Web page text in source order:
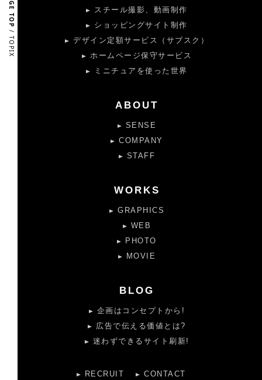
/ TOPIX
スチール撮影、動画制作
ショッピングサイト制作
デザイン定額サービス（サブスク）
ホームページ保守サービス
ミニチュアを使った世界
ABOUT
SENSE
COMPANY
STAFF
WORKS
GRAPHICS
WEB
PHOTO
MOVIE
BLOG
企画はコンセプトから!
広告で伝える価値とは?
迷わずできるサイト刷新!
RECRUIT CONTACT